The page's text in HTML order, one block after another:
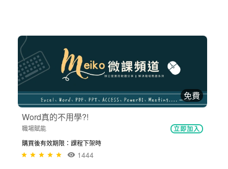
免費
Word真的不用學?!
職場賦能 立即加入
購買後有效期限：課程下架時
1444